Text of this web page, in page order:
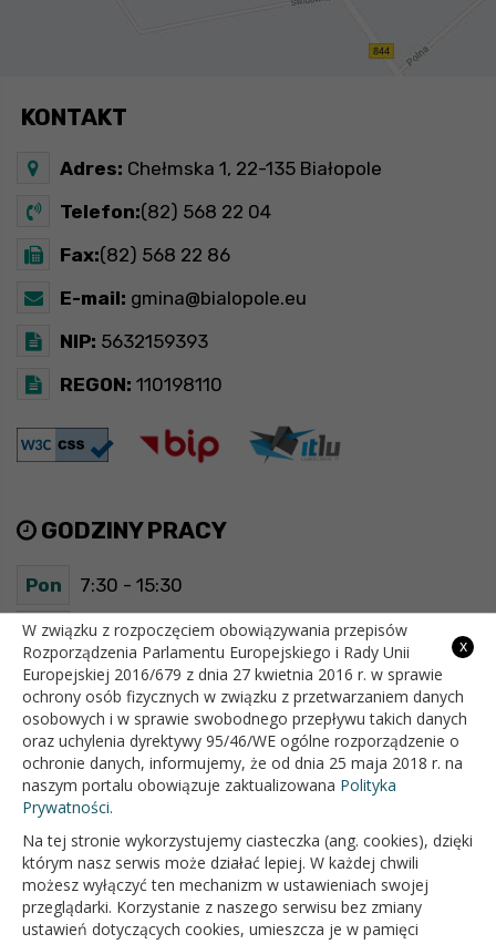
KONTAKT
Adres: Chełmska 1, 22-135 Białopole
Telefon:(82) 568 22 04
Fax:(82) 568 22 86
E-mail: gmina@bialopole.eu
NIP: 5632159393
REGON: 110198110
GODZINY PRACY
Pon 7:30 - 15:30
Wt 7:30 - 15:30
Śr 7:30 - 15:30
Czw 7:30 - 15:30
Pt 7:30 - 15:30
OFICJALNY SERWIS INTERNETOWY GMINY BIAŁOPOLE
x
W związku z rozpoczęciem obowiązywania przepisów
Rozporządzenia Parlamentu Europejskiego i Rady Unii
Europejskiej 2016/679 z dnia 27 kwietnia 2016 r. w sprawie
ochrony osób fizycznych w związku z przetwarzaniem danych
osobowych i w sprawie swobodnego przepływu takich danych
oraz uchylenia dyrektywy 95/46/WE ogólne rozporządzenie o
ochronie danych, informujemy, że od dnia 25 maja 2018 r. na
naszym portalu obowiązuje zaktualizowana Polityka
Prywatności.
Na tej stronie wykorzystujemy ciasteczka (ang. cookies), dzięki
którym nasz serwis może działać lepiej. W każdej chwili
możesz wyłączyć ten mechanizm w ustawieniach swojej
przeglądarki. Korzystanie z naszego serwisu bez zmiany
ustawień dotyczących cookies, umieszcza je w pamięci